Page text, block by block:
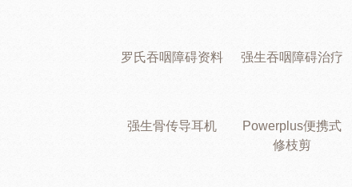
罗氏吞咽障碍资料 强生吞咽障碍治疗
强生骨传导耳机
Powerplus便携式
修枝剪